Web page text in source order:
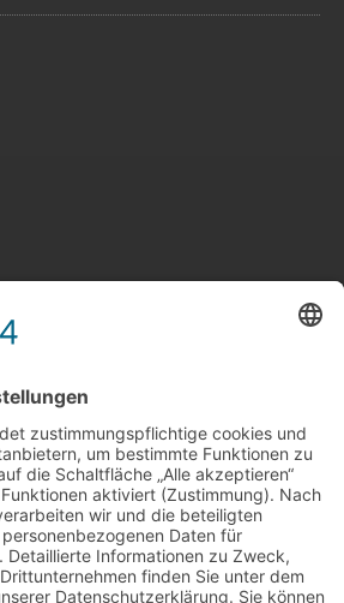
uns mit 4,9 von 5 möglichen